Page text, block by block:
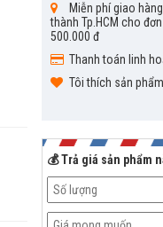
Miễn phí giao
thành Tp.HCM cho
500.000 đ
Thanh toán linh
Tôi thích sản
💰 Trả giá sản phẩm